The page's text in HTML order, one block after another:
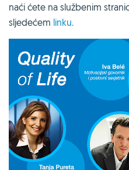
naći ćete na službenim
sljedećem linku.